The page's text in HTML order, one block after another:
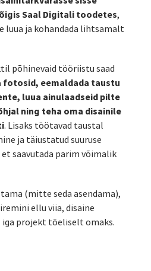
Saal Digitali toodetes,
luua ja kohandada lihtsamalt
põhinevaid tööriistu saad
fotosid, eemaldada taustu
luua ainulaadseid pilte
ning teha oma disainile
. Lisaks töötavad taustal
ja täiustatud suuruse
saavutada parim võimalik
(mitte seda asendama),
ellu viia, disaine
iga projekt tõeliselt omaks.